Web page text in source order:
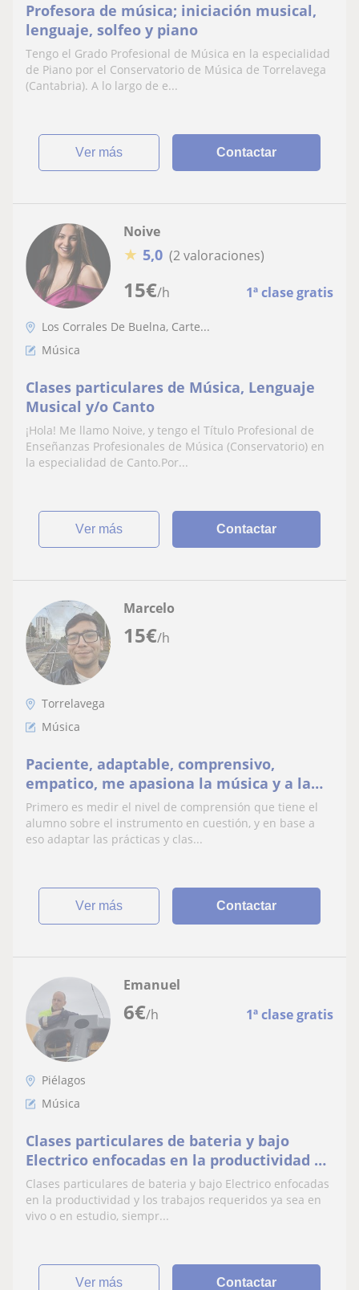
Profesora de música; iniciación musical,
lenguaje, solfeo y piano
Tengo el Grado Profesional de Música en la especialidad
de Piano por el Conservatorio de Música de Torrelavega
(Cantabria). A lo largo de e...
ver más Contactar
15€/h 1ª clase gratis
Noive
★ 5,0 (2 valoraciones)
Los Corrales De Buelna, Carte...
Música
Clases particulares de Música, Lenguaje
Musical y/o Canto
¡Hola! Me llamo Noive, y tengo el Título Profesional de
Enseñanzas Profesionales de Música (Conservatorio) en
la especialidad de Canto.Por...
ver más Contactar
15€/h
Marcelo
Torrelavega
Música
Paciente, adaptable, comprensivo,
empatico, me apasiona la música y a la
par del alumno me gusta transmitir
conocimientos en varias areas
Primero es medir el nivel de comprensión que tiene el
alumno sobre el instrumento en cuestión, y en base a
eso adaptar las prácticas y clas...
ver más Contactar
6€/h 1ª clase gratis
Emanuel
Piélagos
Música
Clases particulares de bateria y bajo
Electrico enfocadas en la productividad y
los trabajos requeridos ya sea en vivo o
en estudio, siempre haciéndolas amenas
priorizando los gustos y preferencias del
Clases particulares de bateria y bajo Electrico enfocadas
en la productividad y los trabajos requeridos ya sea en
vivo o en estudio, siempr...
ver más Contactar